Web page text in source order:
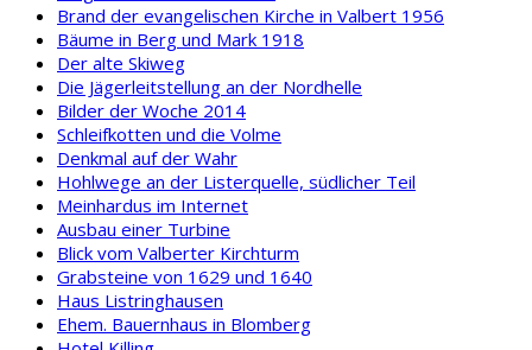
Brand der evangelischen Kirche in Valbert 1956
Bäume in Berg und Mark 1918
Der alte Skiweg
Die Jägerleitstellung an der Nordhelle
Bilder der Woche 2014
Schleifkotten und die Volme
Denkmal auf der Wahr
Hohlwege an der Listerquelle, südlicher Teil
Meinhardus im Internet
Ausbau einer Turbine
Blick vom Valberter Kirchturm
Grabsteine von 1629 und 1640
Haus Listringhausen
Ehem. Bauernhaus in Blomberg